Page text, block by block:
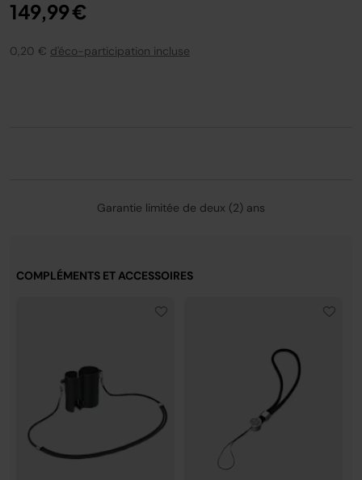
refroidissement InstaChill, câble de charge USB-C et 3
149,99 €
0,20 € d'éco-participation incluse
Garantie limitée de deux (2) ans
COMPLÉMENTS ET ACCESSOIRES